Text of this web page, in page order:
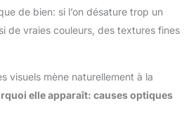
de bien: si l’on désature trop un
de vraies couleurs, des textures fines
visuels mène naturellement à la
elle apparaît: causes optiques